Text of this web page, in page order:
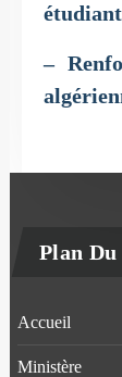
–
Plan Du
Accueil
Ministère